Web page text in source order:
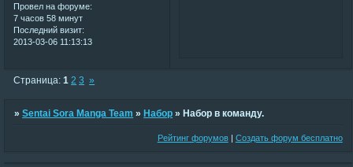
Провел на форуме:
7 часов 58 минут
Последний визит:
2013-03-06 11:13:13
Страница:1 2 3 »
»Sentai Sora Manga Team »Набор »Набор в команду.
Рейтинг форумов| Создать форум бесплатно